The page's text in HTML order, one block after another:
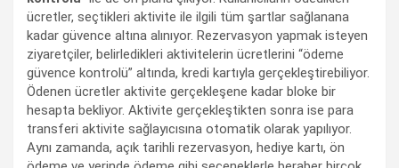
ücretler, seçtikleri aktivite ile ilgili tüm şartlar sağlanana
kadar güvence altına alınıyor. Rezervasyon yapmak isteyen
ziyaretçiler, belirledikleri aktivitelerin ücretlerini “ödeme
güvence kontrolü” altında, kredi kartıyla gerçekleştirebiliyor.
Ödenen ücretler aktivite gerçekleşene kadar bloke bir
hesapta bekliyor. Aktivite gerçekleştikten sonra ise para
transferi aktivite sağlayıcısına otomatik olarak yapılıyor.
Aynı zamanda, açık tarihli rezervasyon, hediye kartı, ön